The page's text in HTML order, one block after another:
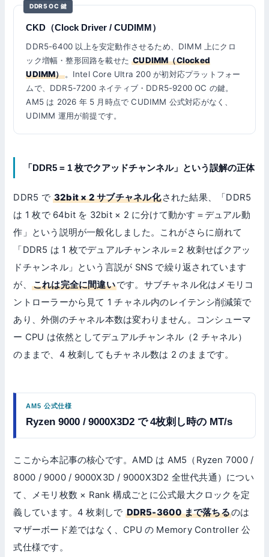
DDR5 OC 鍵
CKD（Clock Driver / CUDIMM）
DDR5-6400 以上を安定動作させるため、DIMM 上にクロ
ック増幅・整形回路を載せたCUDIMM（Clocked
UDIMM）。Intel Core Ultra 200 が初対応プラットフォー
ムで、DDR5-7200 ネイティブ・DDR5-9200 OC の鍵。
AM5 は 2026 年 5 月時点で CUDIMM 公式対応がなく、
UDIMM 運用が前提です。
「DDR5 = 1 枚でクアッドチャンネル」という誤解の正体
DDR5 で32bit × 2 サブチャネル化された結果、「DDR5
は 1 枚で 64bit を 32bit × 2 に分けて動かす＝デュアル動
作」という説明が一般化しました。これがさらに崩れて
「DDR5 は 1 枚でデュアルチャンネル＝2 枚刺せばクアッ
ドチャンネル」という言説が SNS で繰り返されています
が、
これは完全に間違いです。サブチャネル化はメモリコ
ントローラーから見て 1 チャネル内のレイテンシ削減策で
あり、外側のチャネル本数は変わりません。コンシューマ
ー CPU は依然としてデュアルチャンネル（2 チャネル）
のままで、4 枚刺してもチャネル数は 2 のままです。
AM5 公式仕様
Ryzen 9000 / 9000X3D2 で 4枚刺し時の MT/s
ここから本記事の核心です。AMD は AM5（Ryzen 7000 /
8000 / 9000 / 9000X3D / 9000X3D2 全世代共通）につい
て、メモリ枚数 × Rank 構成ごとに公式最大クロックを定
義しています。4 枚刺しで DDR5-3600 まで落ちるのは
マザーボード差ではなく、CPU の Memory Controller 公
式仕様です。